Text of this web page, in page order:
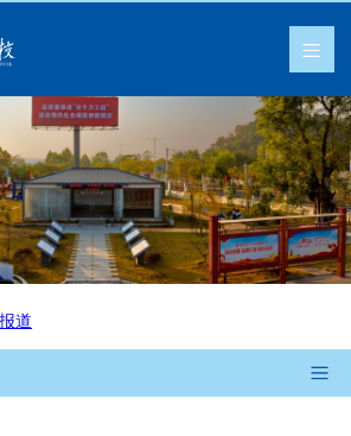
道